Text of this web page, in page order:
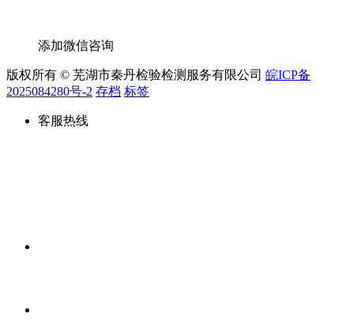
添加微信咨询
版权所有 © 芜湖市秦丹检验检测服务有限公司 皖ICP备
2025084280号-2 存档 标签
客服热线